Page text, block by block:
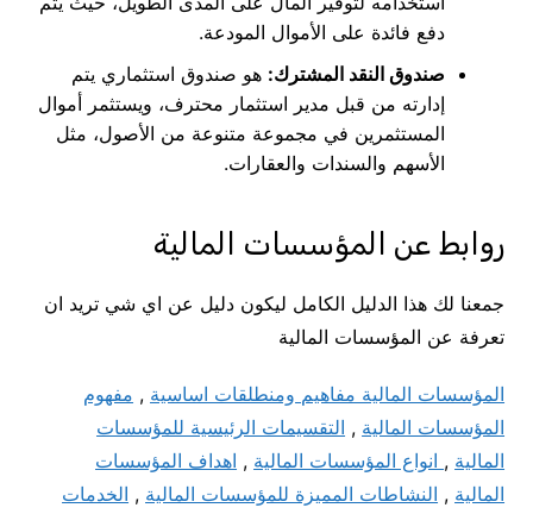
دفع فائدة على الأموال المودعة.
صندوق النقد المشترك: هو صندوق استثماري يتم
إدارته من قبل مدير استثمار محترف، ويستثمر أموال
المستثمرين في مجموعة متنوعة من الأصول، مثل
الأسهم والسندات والعقارات.
روابط عن المؤسسات المالية
جمعنا لك هذا الدليل الكامل ليكون دليل عن اي شي تريد ان
تعرفة عن المؤسسات المالية
المؤسسات المالية مفاهيم ومنطلقات اساسية , مفهوم
المؤسسات المالية , التقسيمات الرئيسية للمؤسسات
المالية , انواع المؤسسات المالية , اهداف المؤسسات
المالية , النشاطات المميزة للمؤسسات المالية , الخدمات